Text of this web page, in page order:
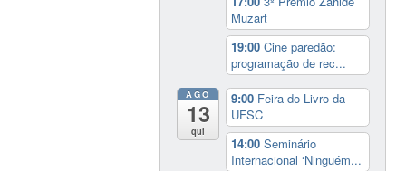
Muzart
19:00Cine paredão:
programação de rec...
AGO
13
qui
9:00 Feira do Livro da
UFSC
14:00Seminário
Internacional ‘Ninguém...